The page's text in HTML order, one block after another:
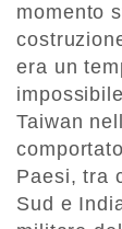
momento
era un
Taiwan
Paesi, tra
Sud e